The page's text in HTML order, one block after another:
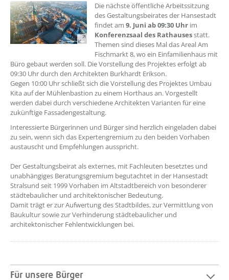
??? absaetzeOben[1]/titel ???
Die nächste öffentliche Arbeitssitzung
des Gestaltungsbeirates der Hansestadt
findet am 9. Juni ab 09:30 Uhr im
Konferenzsaal des Rathausesstatt.
Themen sind dieses Mal das Areal Am
Fischmarkt 8, wo ein Einfamilienhaus mit
Büro gebaut werden soll. Die Vorstellung des Projektes erfolgt ab
09:30 Uhr durch den Architekten Burkhardt Erikson.
Gegen 10:00 Uhr schließt sich die Vorstellung des Projektes Umbau
Kita auf der Mühlenbastion zu einem Horthaus an. Vorgestellt
werden dabei durch verschiedene Architekten Varianten für eine
zukünftige Fassadengestaltung.
Interessierte Bürgerinnen und Bürger sind herzlich eingeladen dabei
zu sein, wenn sich das Expertengremium zu den beiden Vorhaben
austauscht und Empfehlungen ausspricht.
Der Gestaltungsbeirat als externes, mit Fachleuten besetztes und
unabhängiges Beratungsgremium begutachtet in der Hansestadt
Stralsund seit 1999 Vorhaben im Altstadtbereich von besonderer
städtebaulicher und architektonischer Bedeutung.
Damit trägt er zur Aufwertung des Stadtbildes, zur Vermittlung von
Baukultur sowie zur Verhinderung städtebaulicher und
architektonischer Fehlentwicklungen bei.
Für unsere Bürger